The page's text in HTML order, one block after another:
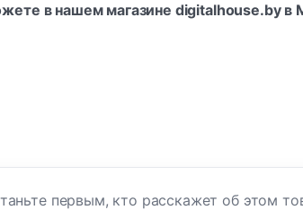
в нашем магазине digitalhouse.by в
первым, кто расскажет об этом